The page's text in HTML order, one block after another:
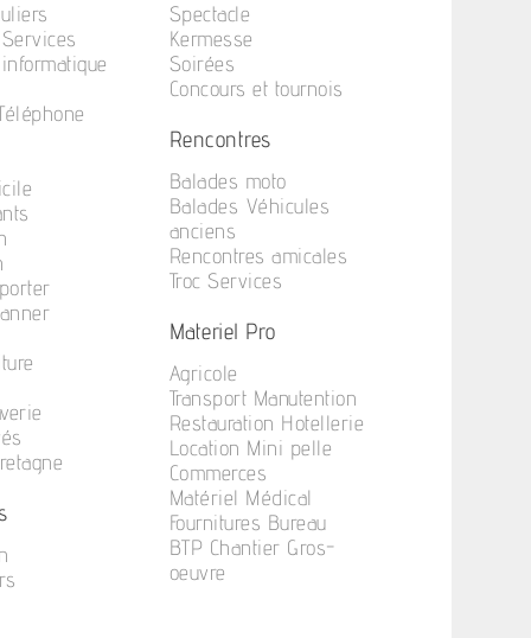
Spectacle
Kermesse
Soirées
Concours et tournois
Rencontres
Balades moto
Balades Véhicules
anciens
Rencontres amicales
Troc Services
Materiel Pro
Agricole
Transport Manutention
Restauration Hotellerie
Location Mini pelle
Commerces
Matériel Médical
Fournitures Bureau
BTP Chantier Gros-
oeuvre